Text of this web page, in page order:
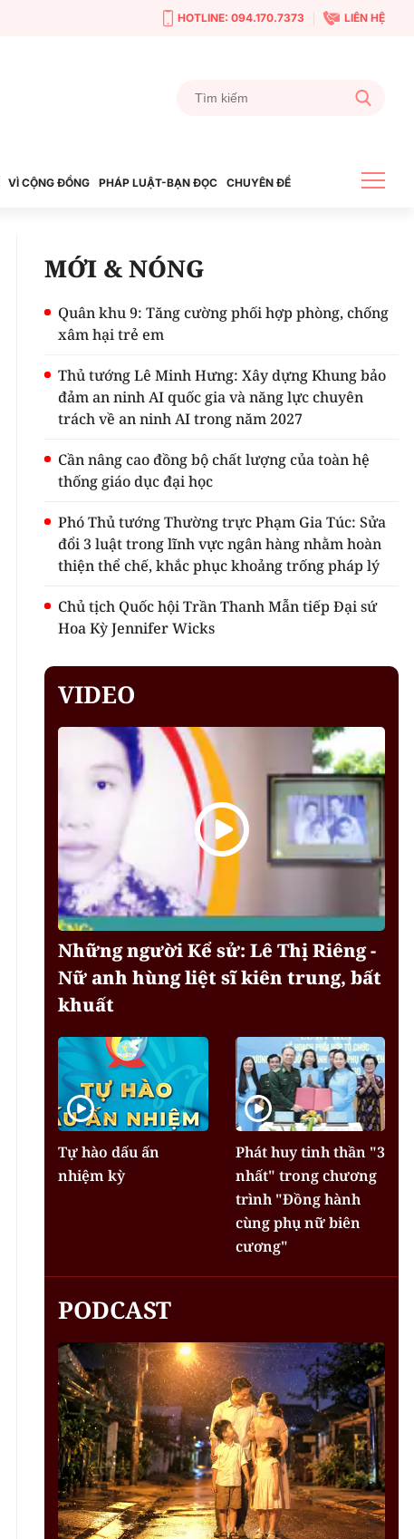
HOTLINE: 094.170.7373 LIÊN HỆ
VÌ CỘNG ĐỒNG PHÁP LUẬT-BẠN ĐỌC CHUYÊN ĐỀ
MỚI & NÓNG
Quân khu 9: Tăng cường phối hợp phòng, chống
xâm hại trẻ em
Thủ tướng Lê Minh Hưng: Xây dựng Khung bảo
đảm an ninh AI quốc gia và năng lực chuyên
trách về an ninh AI trong năm 2027
Cần nâng cao đồng bộ chất lượng của toàn hệ
thống giáo dục đại học
Phó Thủ tướng Thường trực Phạm Gia Túc: Sửa
đổi 3 luật trong lĩnh vực ngân hàng nhằm hoàn
thiện thể chế, khắc phục khoảng trống pháp lý
Chủ tịch Quốc hội Trần Thanh Mẫn tiếp Đại sứ
Hoa Kỳ Jennifer Wicks
VIDEO
Những người Kể sử: Lê Thị Riêng -
Nữ anh hùng liệt sĩ kiên trung, bất
khuất
Tự hào dấu ấn
nhiệm kỳ
Phát huy tinh thần "3
nhất" trong chương
trình "Đồng hành
cùng phụ nữ biên
cương"
PODCAST